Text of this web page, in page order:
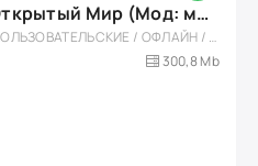
Toilet Fight Открытый Мир (Мод: много чипов, денег, все открыто, бессмертие, урон, 50+ читов)
АРКАДЫ / ОДНОПОЛЬЗОВАТЕЛЬСКИЕ / ОФЛАЙН / МОД / РОЛЕВЫЕ / ШУТЕРЫ / ОТКРЫТЫЙ МИР / ВСТРОЕННЫЙ КЕШ / 3D / ЭКШЕНЫ / ТУАЛЕТНЫЕ ВОЙНЫ / ДЛЯ ДЕТЕЙ
300,8 Mb